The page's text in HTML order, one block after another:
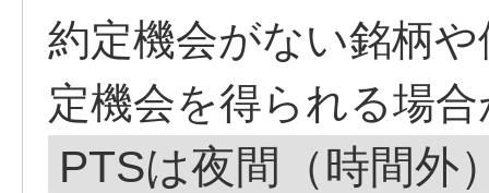
約定機会がない銘柄
定機会を得られる場
PTSは夜間（時間外